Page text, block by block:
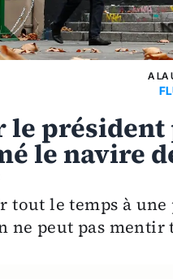
A LA
le président
le navire
tout le temps à
ne peut pas